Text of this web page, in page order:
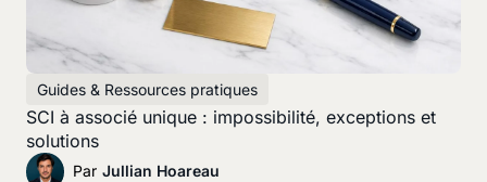
Guides & Ressources pratiques
SCI à associé unique : impossibilité, exceptions et
solutions
Par Jullian Hoareau